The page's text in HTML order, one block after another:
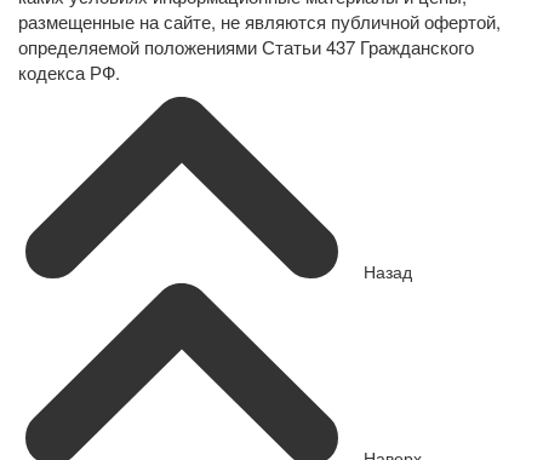
размещенные на сайте, не являются публичной офертой,
определяемой положениями Статьи 437 Гражданского
кодекса РФ.
Назад